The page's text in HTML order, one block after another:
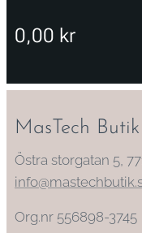
0,00 kr
MasTech Butik
Östra storgatan 5,
Org.nr 556898-3745